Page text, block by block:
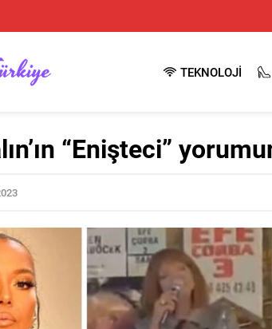
TEKNOLOJİ
“Enişteci”